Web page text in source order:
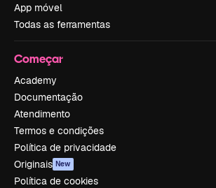
App móvel
Todas as ferramentas
Começar
Academy
Documentação
Atendimento
Termos e condições
Política de privacidade
Originais New
Política de cookies